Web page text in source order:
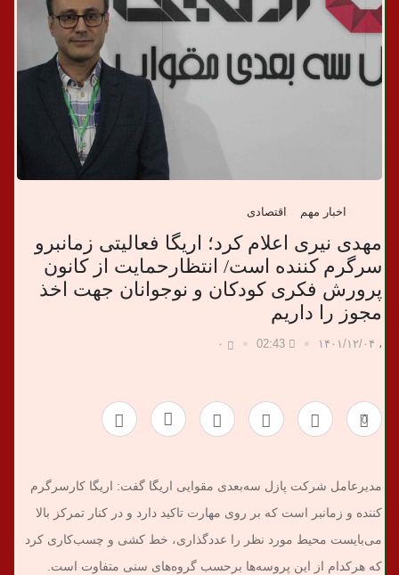
خ
ب
اخبار مهم اقتصادی
مهدی نیری اعلام کرد؛ اریگا فعالیتی زمانبرو
سرگرم کننده است/ انتظارحمایت از کانون
پرورش فکری کودکان و نوجوانان جهت اخذ
مجوز را داریم
، ۱۴۰۱/۱۲/۰۴ 02:43 ۰
0
مدیرعامل شرکت پازل سه‌بعدی مقوایی اریگا گفت: اریگا کارسرگرم
کننده و زمانبر است که بر روی مهارت تاکید دارد و در کنار تمرکز بالا
می‌بایست محیط مورد نظر را عددگذاری، خط کشی و چسب‌کاری کرد
که هرکدام از این پروسه‌ها برحسب گروه‌های سنی متفاوت است.